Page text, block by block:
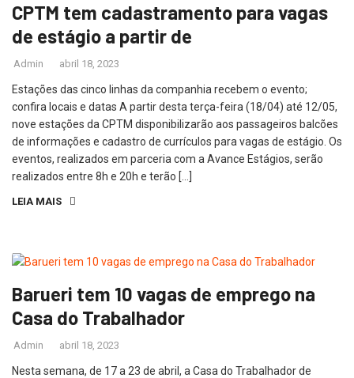
CPTM tem cadastramento para vagas
de estágio a partir de
Admin abril 18, 2023
Estações das cinco linhas da companhia recebem o evento;
confira locais e datas A partir desta terça-feira (18/04) até 12/05,
nove estações da CPTM disponibilizarão aos passageiros balcões
de informações e cadastro de currículos para vagas de estágio. Os
eventos, realizados em parceria com a Avance Estágios, serão
realizados entre 8h e 20h e terão […]
LEIA MAIS
Barueri tem 10 vagas de emprego na
Casa do Trabalhador
Admin abril 18, 2023
Nesta semana, de 17 a 23 de abril, a Casa do Trabalhador de